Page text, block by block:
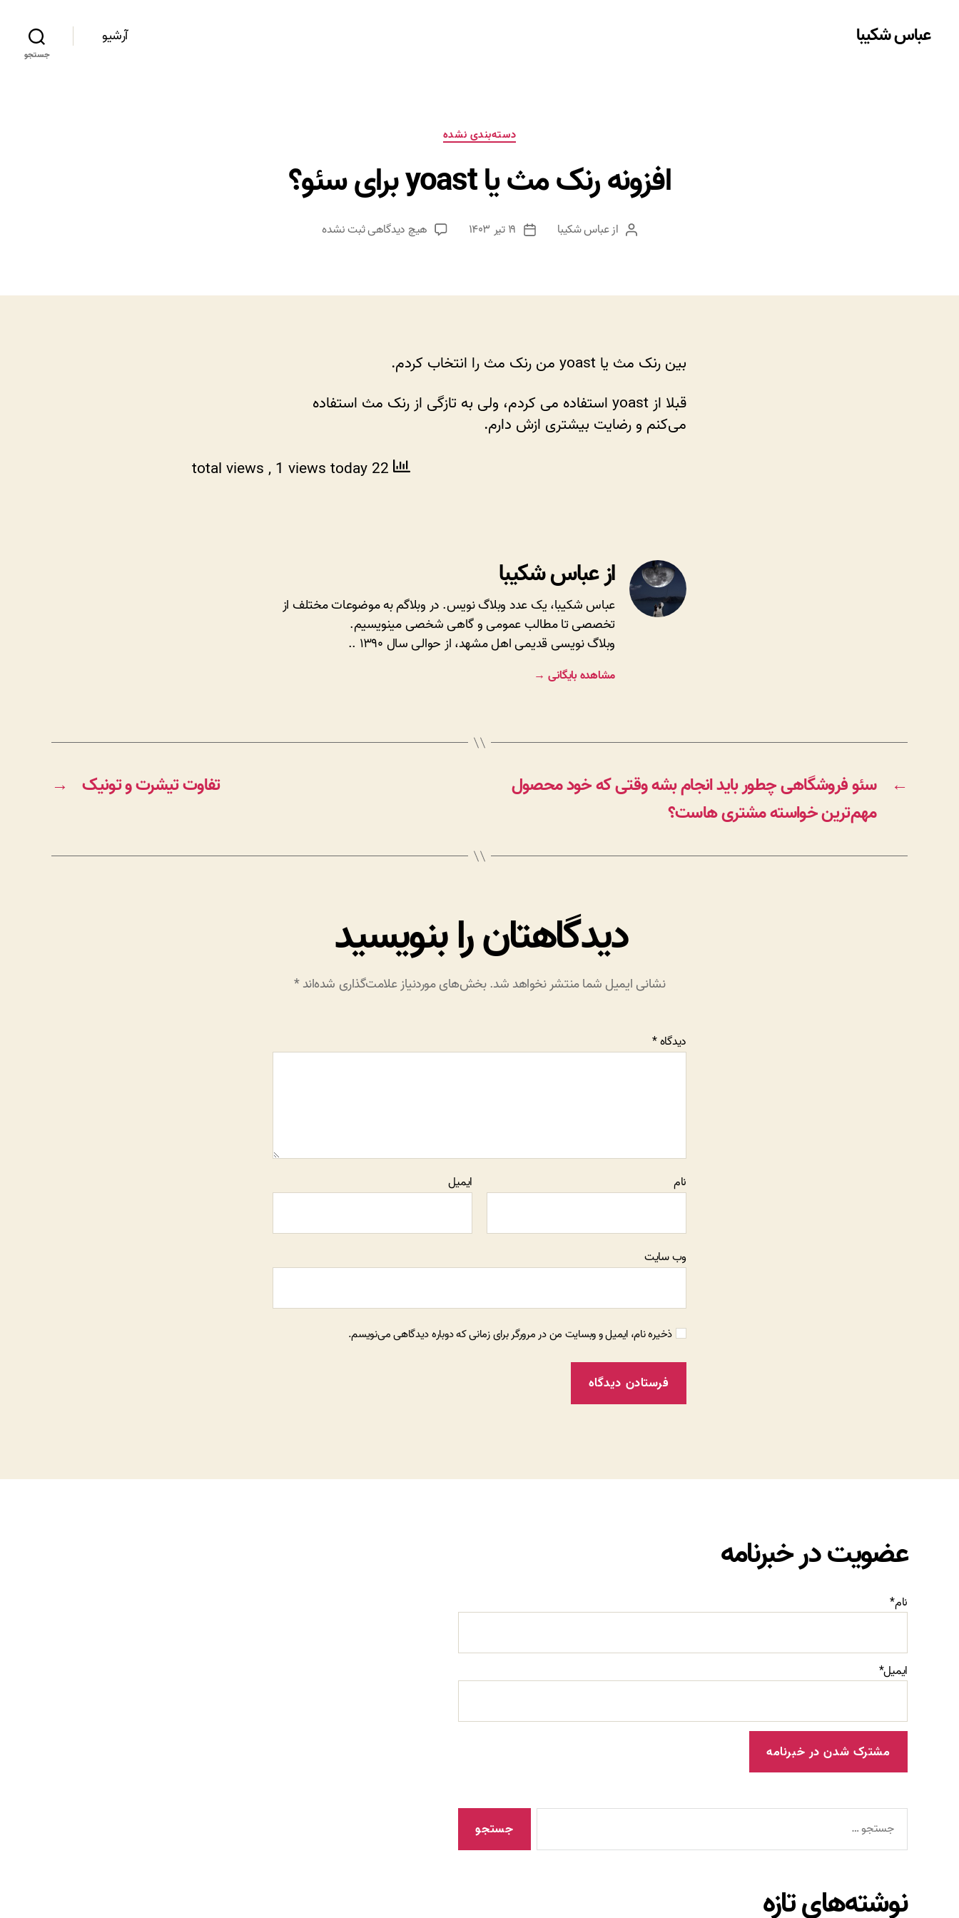
عباس شکیبا آرشیو
جستجو
دسته‌ها
دسته‌بندی نشده
افزونه رنک مث یا yoast برای سئو؟
نویسنده
ازعباس شکیبا
تاریخ
۱۹ تیر ۱۴۰۳ هیچ دیدگاهیبرای
یا
ثبت نشده
بین رنک مث یا yoast من رنک مث را انتخاب کردم.
قبلا از yoast استفاده می کردم، ولی به تازگی از رنک مث استفاده
می‌کنم و رضایت بیشتری ازش دارم.
, 1 views today
از عباس شکیبا
عباس شکیبا، یک عدد وبلاگ نویس. در وبلاگم به موضوعات مختلف از
تخصصی تا مطالب عمومی و گاهی شخصی مینویسیم.
وبلاگ نویسی قدیمی اهل مشهد، از حوالی سال ۱۳۹۰ ..
مشاهده بایگانی →
←
سئو فروشگاهی چطور باید انجام بشه وقتی که خود محصول
مهم‌ترین خواسته مشتری‌ هاست؟
→ تفاوت تیشرت و تونیک
دیدگاهتان را بنویسید
نشانی ایمیل شما منتشر نخواهد شد.بخش‌های موردنیاز علامت‌گذاری شده‌اند*
دیدگاه*
نام ایمیل
وب‌ سایت
ذخیره نام، ایمیل و وبسایت من در مرورگر برای زمانی که دوباره دیدگاهی می‌نویسم.
عضویت در خبرنامه
نام*
ایمیل*
جستجوی
نوشته‌های تازه